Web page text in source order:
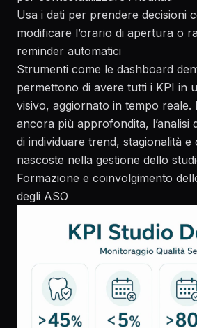
Usa i dati per prendere decisioni
modificare l’orario di apertura o
reminder automatici
Strumenti come le dashboard
permettono di avere tutti i KPI in
visivo, aggiornato in tempo reale.
ancora più approfondita, l’analisi
di individuare trend, stagionalità
nascoste nella gestione dello
Formazione e coinvolgimento
degli ASO